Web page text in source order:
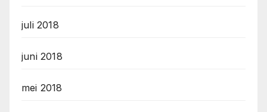
juli 2018
juni 2018
mei 2018